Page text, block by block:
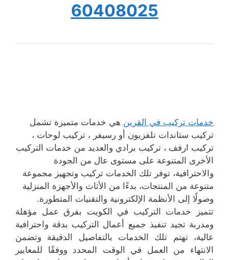
60408025
خدمات تركيب في القرين هي خدمات متميزة تشمل
تركيب ستاندات تلفزيون أو رسيفر ، تركيب لوحات ،
تركيب ارفف ، تركيب برادي والعديد من خدمات التركيب
الأخرى المتنوعة على مستوى عال من الجودة
والاحترافية، توفر تلك الخدمات تركيب وتجهيز مجموعة
متنوعة من المنتجات، بدءًا من الأثاث والأجهزة المنزلية
وصولًا إلى الأنظمة الإلكترونية والتقنيات المتطورة.
تتميز خدمات التركيب في الكويت بفرق عمل مؤهلة
ومدربة تجيد تنفيذ جميع أعمال التركيب بدقة واحترافية
عالية، تهتم تلك الخدمات بالتفاصيل الدقيقة وتضمن
الانتهاء من العمل في الوقت المحدد ووفقًا للمعايير